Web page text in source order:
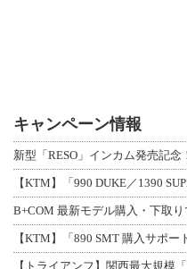
キャンペーン情報
【KTM】「990 DUKE／1390
【KTM】「890 SMT 購入サポ